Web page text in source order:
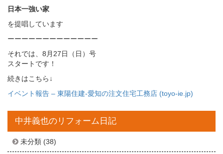
日本一強い家
を提唱しています
ーーーーーーーーーーーーー
それでは、8月27日（日）号
スタートです！
続きはこちら↓
イベント報告 – 東陽住建-愛知の注文住宅工務店 (toyo-ie.jp)
中井義也のリフォーム日記
未分類 (38)